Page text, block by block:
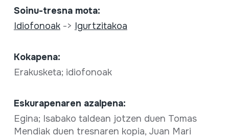
Soinu-tresna mota:
Idiofonoak-> Igurtzitakoa
Kokapena:
Erakusketa; idiofonoak
Eskurapenaren azalpena:
Egina; Isabako taldean jotzen duen Tomas
Mendiak duen tresnaren kopia, Juan Mari